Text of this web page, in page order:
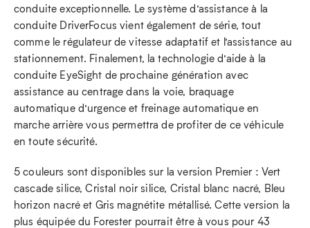
conduite exceptionnelle. Le système d’assistance à la
conduite DriverFocus vient également de série, tout
comme le régulateur de vitesse adaptatif et l’assistance au
stationnement. Finalement, la technologie d’aide à la
conduite EyeSight de prochaine génération avec
assistance au centrage dans la voie, braquage
automatique d’urgence et freinage automatique en
marche arrière vous permettra de profiter de ce véhicule
en toute sécurité.
5 couleurs sont disponibles sur la version Premier : Vert
cascade silice, Cristal noir silice, Cristal blanc nacré, Bleu
horizon nacré et Gris magnétite métallisé. Cette version la
plus équipée du Forester pourrait être à vous pour 43